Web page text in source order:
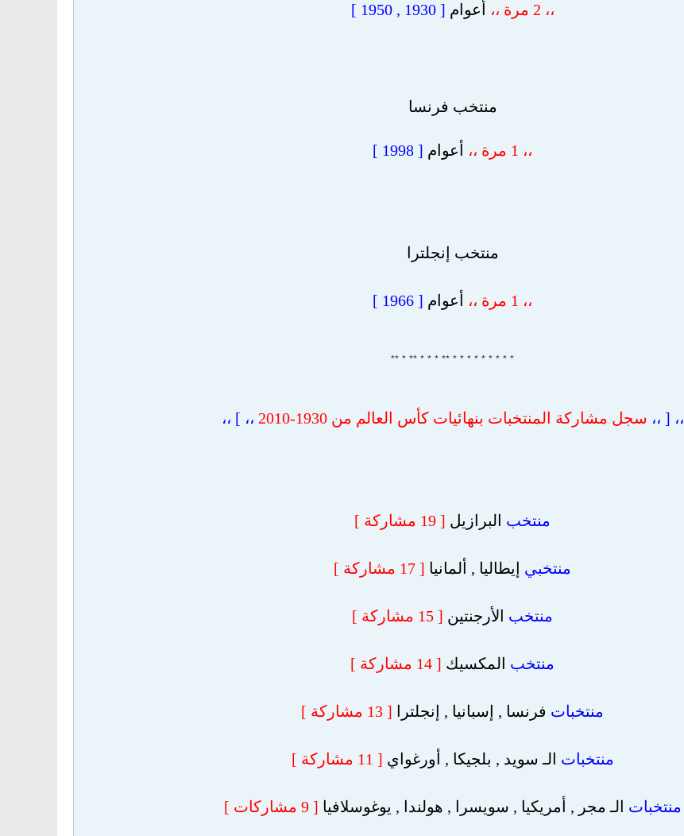
،، 2 مرة ،، أعوام [ 1930 , 1950 ]
منتخب فرنسا
،، 1 مرة ،، أعوام [ 1998 ]
منتخب إنجلترا
،، 1 مرة ،، أعوام [ 1966 ]
* * * * * * * * * ** * * * ** * **
،، [ ،، سجل مشاركة المنتخبات بنهائيات كأس العالم من 1930-2010 ،، ] ،،
منتخب البرازيل [ 19 مشاركة ]
منتخبي إيطاليا , ألمانيا [ 17 مشاركة ]
منتخب الأرجنتين [ 15 مشاركة ]
منتخب المكسيك [ 14 مشاركة ]
منتخبات فرنسا , إسبانيا , إنجلترا [ 13 مشاركة ]
منتخبات الـ سويد , بلجيكا , أورغواي [ 11 مشاركة ]
منتخبات الـ مجر , أمريكيا , سويسرا , هولندا , يوغوسلافيا [ 9 مشاركات ]